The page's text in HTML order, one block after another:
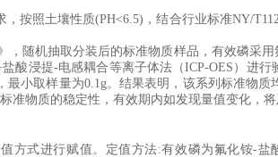
， 按照土壤性质(PH<6.5) ，结合行业标准NY/
， 随机抽取分装后的标准物质样品， 有效磷采用
盐酸浸提-电感耦合等离子体法（ICP-OES ）进行
最小取样量为0.1 g。结果表明，该系列标准物质
准物质的稳定性，有效期内如发现量值变化，将
方式进行赋值。定值方法:有效磷为氟化铵-盐